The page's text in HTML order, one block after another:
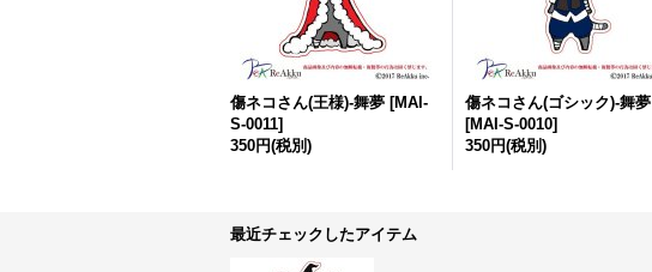
傷ネコさん(王様)-舞夢 [MAI-
S-0011]
350円(税別)
傷ネコさん(ゴシック)-舞夢
[MAI-S-0010]
350円(税別)
最近チェックしたアイテム